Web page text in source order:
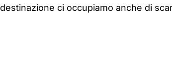
destinazione ci occupiamo anche di